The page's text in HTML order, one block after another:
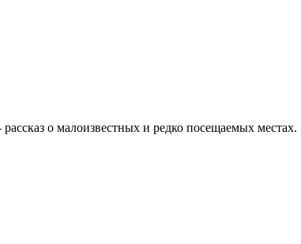
о малоизвестных и редко посещаемых местах.